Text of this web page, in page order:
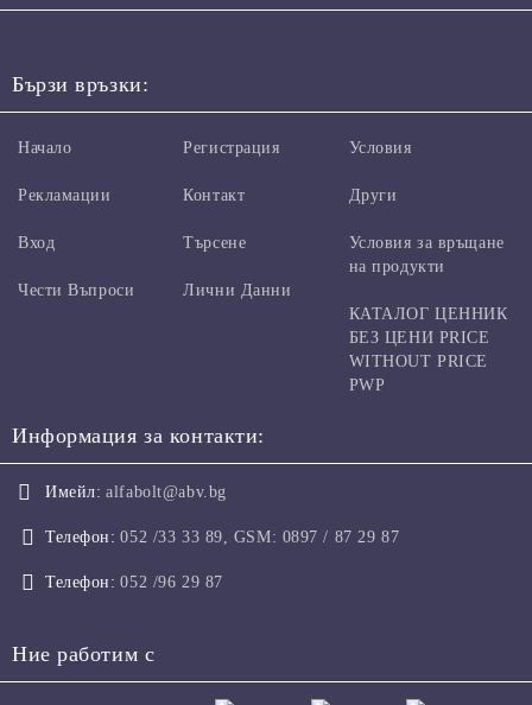
Бързи връзки:
Начало
Рекламации
Вход
Чести Въпроси
Регистрация
Контакт
Търсене
Лични Данни
Условия
Други
Условия за връщане
на продукти
КАТАЛОГ ЦЕННИК
БЕЗ ЦЕНИ PRICE
WITHOUT PRICE
PWP
Информация за контакти:
Имейл: alfabolt@abv.bg
Телефон: 052 /33 33 89, GSM: 0897 / 87 29 87
Телефон: 052 /96 29 87
Ние работим с